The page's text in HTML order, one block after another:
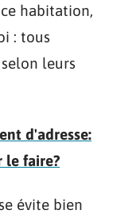
habitation,
: tous
leurs
d'adresse:
le faire?
évite bien